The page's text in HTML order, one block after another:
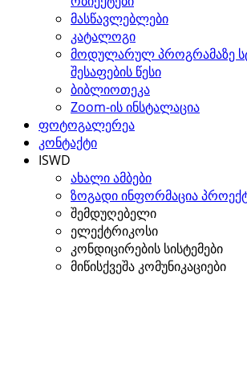
მასწავლებლები
კატალოგი
მოდულარულ პროგრამაზე
შესაფების წესი
ბიბლიოთეკა
Zoom-ის ინსტალაცია
ფოტოგალერეა
კონტაქტი
ISWD
ახალი ამბები
ზოგადი ინფორმაცია
შემდუღებელი
ელექტრიკოსი
კონდიცირების სისტემები
მიწისქვეშა კომუნიკაციები